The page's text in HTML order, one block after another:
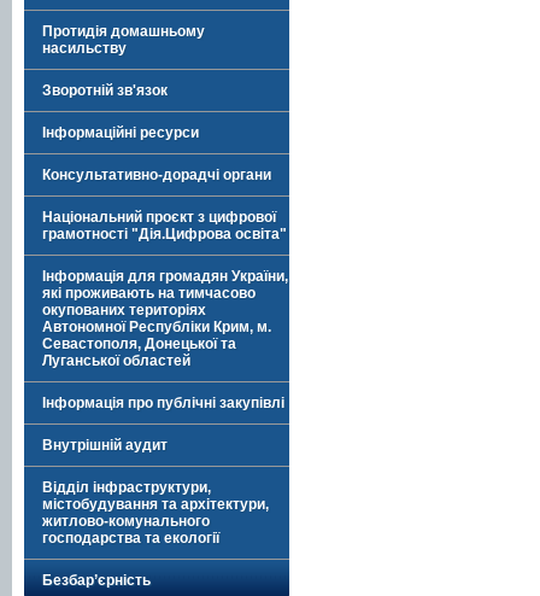
Протидія домашньому
насильству
Зворотній зв'язок
Інформаційні ресурси
Консультативно-дорадчі органи
Національний проєкт з цифрової
грамотності "Дія.Цифрова освіта"
Інформація для громадян України,
які проживають на тимчасово
окупованих територіях
Автономної Республіки Крим, м.
Севастополя, Донецької та
Луганської областей
Інформація про публічні закупівлі
Внутрішній аудит
Відділ інфраструктури,
містобудування та архітектури,
житлово-комунального
господарства та екології
Безбар’єрність